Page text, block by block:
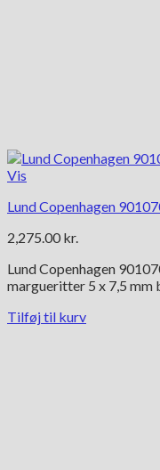
Vis
Lund Copenhagen
2,275.00 kr.
Lund Copenhagen
margueritter 5 x 7,5 mm
Tilføj til kurv